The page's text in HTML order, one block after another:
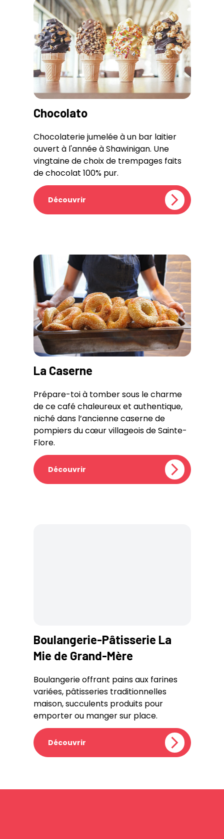
Chocolato
Chocolaterie jumelée à un bar laitier
ouvert à l'année à Shawinigan. Une
vingtaine de choix de trempages faits
de chocolat 100% pur.
Découvrir
La Caserne
Prépare-toi à tomber sous le charme
de ce café chaleureux et authentique,
niché dans l’ancienne caserne de
pompiers du cœur villageois de Sainte-
Flore.
Découvrir
Boulangerie-Pâtisserie La
Mie de Grand-Mère
Boulangerie offrant pains aux farines
variées, pâtisseries traditionnelles
maison, succulents produits pour
emporter ou manger sur place.
Découvrir